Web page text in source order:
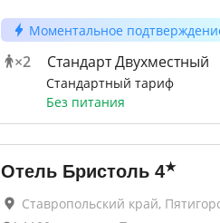
Моментальное
×2 Стандарт Двухместный
Стандартный тариф
Без питания
Отель Бристоль 4★
Ставропольский край,